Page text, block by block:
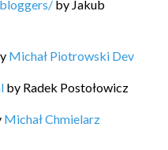
by Jakub
Michał Piotrowski Dev
by Radek Postołowicz
Michał Chmielarz